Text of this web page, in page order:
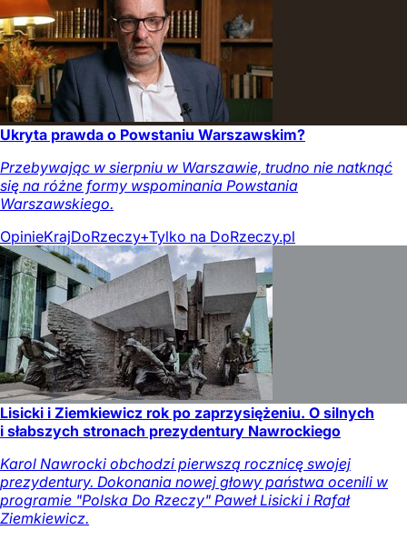
Ukryta prawda o Powstaniu Warszawskim?
Przebywając w sierpniu w Warszawie, trudno nie natknąć
się na różne formy wspominania Powstania
Warszawskiego.
OpinieKrajDoRzeczy+Tylko na DoRzeczy.pl
Lisicki i Ziemkiewicz rok po zaprzysiężeniu. O silnych
i słabszych stronach prezydentury Nawrockiego
Karol Nawrocki obchodzi pierwszą rocznicę swojej
prezydentury. Dokonania nowej głowy państwa ocenili w
programie "Polska Do Rzeczy" Paweł Lisicki i Rafał
Ziemkiewicz.